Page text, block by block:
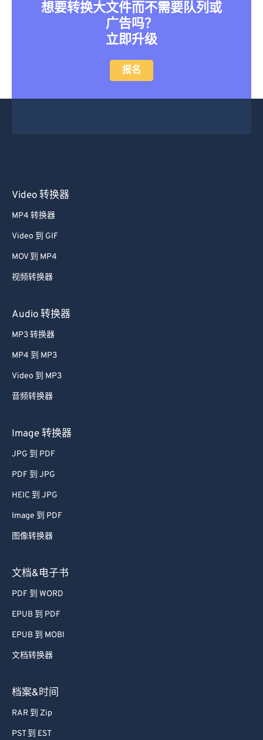
想要转换大文件而不需要队列或
广告吗？
立即升级
报名
Video 转换器
MP4 转换器
Video 到 GIF
MOV 到 MP4
视频转换器
Audio 转换器
MP3 转换器
MP4 到 MP3
Video 到 MP3
音频转换器
Image 转换器
JPG 到 PDF
PDF 到 JPG
HEIC 到 JPG
Image 到 PDF
图像转换器
文档&电子书
PDF 到 WORD
EPUB 到 PDF
EPUB 到 MOBI
文档转换器
档案&时间
RAR 到 Zip
PST 到 EST